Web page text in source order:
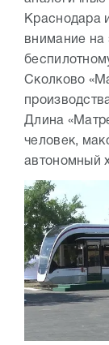
Краснодара
внимание на
Сколково
Длина
человек,
автономный